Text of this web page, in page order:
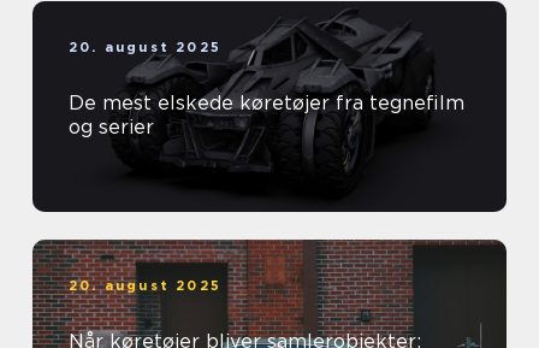
20. august 2025
De mest elskede køretøjer fra tegnefilm
og serier
20. august 2025
Når køretøjer bliver samlerobjekter: